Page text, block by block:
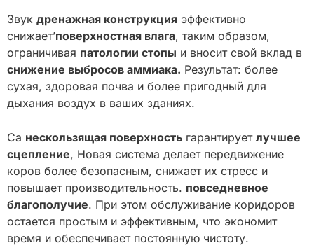
Звук дренажная конструкция эффективно
снижает’поверхностная влага, таким образом,
ограничивая патологии стопы и вносит свой вклад в
снижение выбросов аммиака. Результат: более
сухая, здоровая почва и более пригодный для
дыхания воздух в ваших зданиях.
Са нескользящая поверхность гарантирует лучшее
сцепление, Новая система делает передвижение
коров более безопасным, снижает их стресс и
повышает производительность. повседневное
благополучие. При этом обслуживание коридоров
остается простым и эффективным, что экономит
время и обеспечивает постоянную чистоту.